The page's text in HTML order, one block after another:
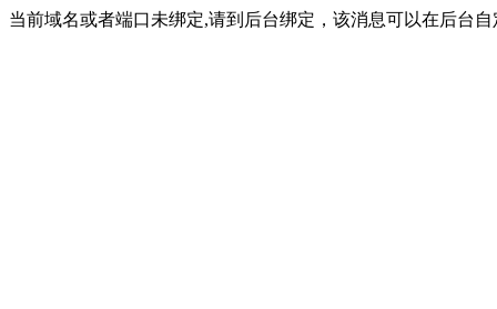
当前域名或者端口未绑定,请到后台绑定，该消息可以在后台自